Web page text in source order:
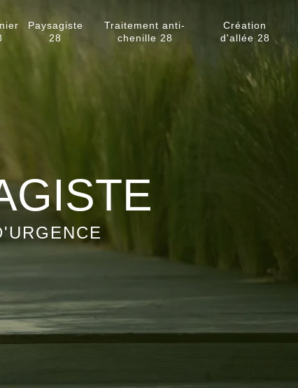
Paysagiste
28
Traitement anti-
chenille 28
Création
d'allée 28